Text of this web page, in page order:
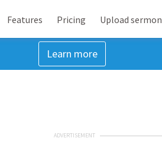
Features Pricing Upload sermon
Learn more
ADVERTISEMENT